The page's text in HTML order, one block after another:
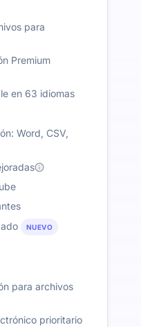
para
Premium
en 63 idiomas
Word, CSV,
NUEVO
para archivos
prioritario